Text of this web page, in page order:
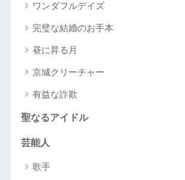
ワンダフルデイズ
完璧な結婚のお手本
昼に昇る月
京城クリーチャー
有益な詐欺
聖なるアイドル
芸能人
歌手